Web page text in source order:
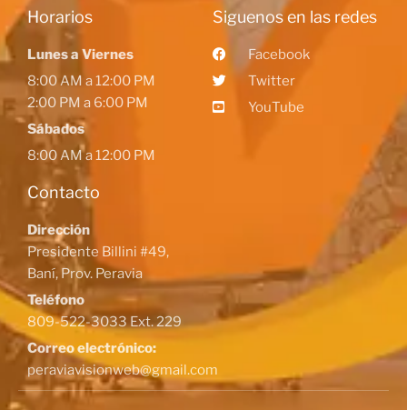
Horarios
Lunes a Viernes
8:00 AM a 12:00 PM
2:00 PM a 6:00 PM
Sábados
8:00 AM a 12:00 PM
Contacto
Dirección
Presidente Billini #49,
Baní, Prov. Peravia
Teléfono
809-522-3033 Ext. 229
Correo electrónico:
peraviavisionweb@gmail.com
Siguenos en las redes
Facebook
Twitter
YouTube